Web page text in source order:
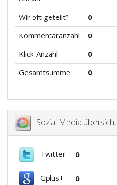
Wir oft geteilt?
0
Kommentaranzahl
0
Klick-Anzahl
0
Gesamtsumme
0
Sozial Media übersicht
Twitter 0
Gplus+ 0